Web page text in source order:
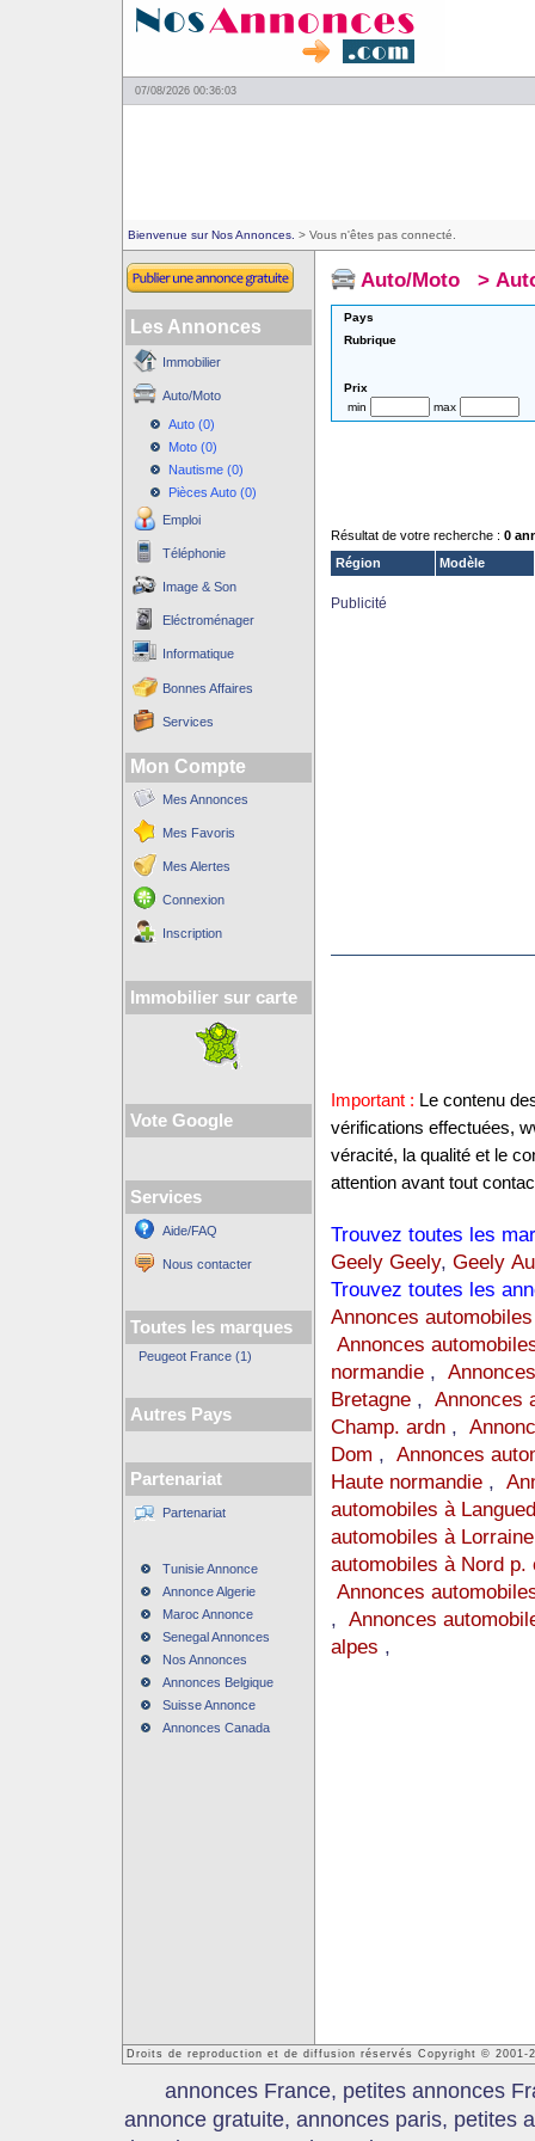
07/08/2026 00:36:03
Bienvenue sur Nos Annonces. > Vous n'êtes pas connecté.
Les Annonces
Immobilier
Auto/Moto
Auto (0)
Moto (0)
Nautisme (0)
Pièces Auto (0)
Emploi
Téléphonie
Image & Son
Eléctroménager
Informatique
Bonnes Affaires
Services
Mon Compte
Mes Annonces
Mes Favoris
Mes Alertes
Connexion
Inscription
Immobilier sur carte
Vote Google
Services
Aide/FAQ
Nous contacter
Toutes les marques
Peugeot France (1)
Autres Pays
Partenariat
Partenariat
Tunisie Annonce
Annonce Algerie
Maroc Annonce
Senegal Annonces
Nos Annonces
Annonces Belgique
Suisse Annonce
Annonces Canada
Auto/Moto >
Pays
Rubrique
Prix
min
max
Résultat de votre recherche : 0
Région
Modèle
Publicité
Important : Le contenu
vérifications effectuées,
véracité, la qualité et le
attention avant tout
Trouvez toutes les
Geely Geely, Geely
Trouvez toutes les
Annonces
Annonces
normandie,
Bretagne, Annonces
Champ. ardn,
Dom , Annonces
Haute normandie,
automobiles à
automobiles à Lorraine
automobiles à Nord p.
Annonces
, Annonces
alpes ,
Droits de reproduction et de diffusion réservés Copyright © 2001-
annonces France, petites annonces
annonce gratuite, annonces paris, petites